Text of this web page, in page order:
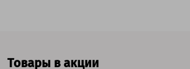
Товары в акции